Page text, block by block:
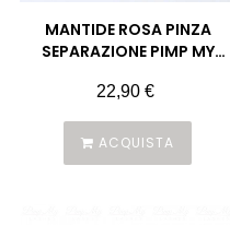
MANTIDE ROSA PINZA
SEPARAZIONE PIMP MY
Prezzo
22,90 €
ACQUISTA